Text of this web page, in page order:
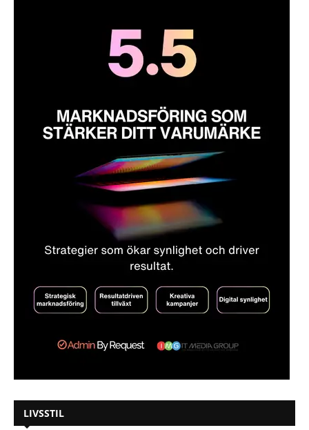
LIVSSTIL